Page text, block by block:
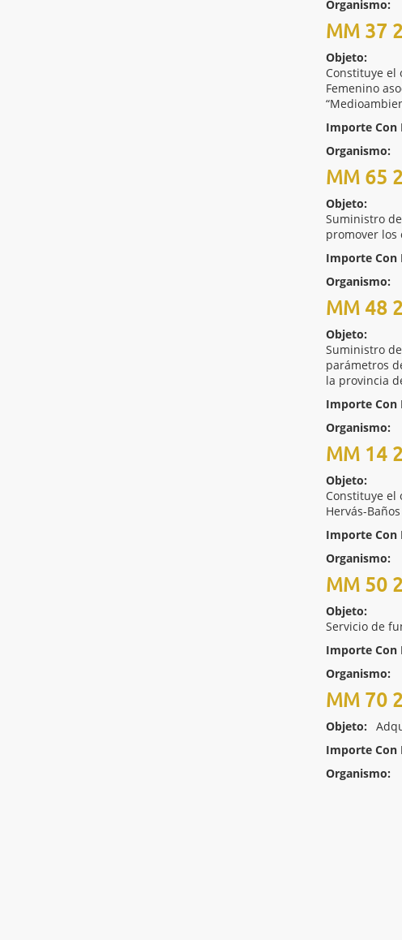
Organismo:
MM 37
Objeto:
Constituye el
Femenino
Importe Con
Organismo:
MM 65
Objeto:
Suministro
promover los
Importe Con
Organismo:
MM 48
Objeto:
Suministro
parámetros
la provincia
Importe Con
Organismo:
MM 14
Objeto:
Constituye el
Hervás-
Importe Con
Organismo:
MM 50
Objeto:
Servicio de
Importe Con
Organismo:
MM 70
Objeto:
Importe Con
Organismo: